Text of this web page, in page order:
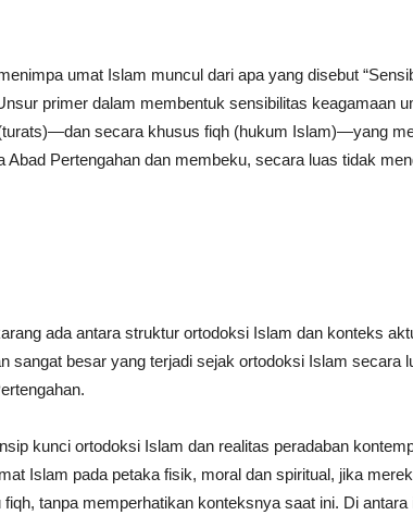
umat Islam muncul dari apa yang disebut
primer dalam membentuk sensibilitas keagamaan
secara khusus fiqh (hukum Islam)—yang
Abad Pertengahan dan membeku, secara luas tidak
ada antara struktur ortodoksi Islam dan konteks
sangat besar yang terjadi sejak ortodoksi Islam secara
kunci ortodoksi Islam dan realitas peradaban
Islam pada petaka fisik, moral dan spiritual, jika
tanpa memperhatikan konteksnya saat ini. Di